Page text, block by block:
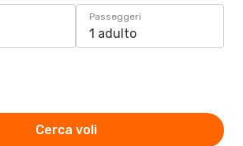
Passeggeri
1 adulto
Cerca voli